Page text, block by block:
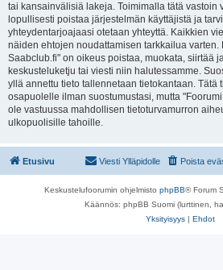
tai kansainvälisiä lakeja. Toimimalla tätä vastoin
lopullisesti poistaa järjestelmän käyttäjistä ja
yhteydentarjoajaasi otetaan yhteyttä. Kaikkien
näiden ehtojen noudattamisen tarkkailua varten.
Saabclub.fi" on oikeus poistaa, muokata, siirtää
keskusteluketju tai viesti niin halutessamme.
yllä annettu tieto tallennetaan tietokantaan. Tätä
osapuolelle ilman suostumustasi, mutta
ole vastuussa mahdollisen tietoturvamurron
ulkopuolisille tahoille.
Etusivu Poista
Viesti Ylläpidolle
Keskustelufoorumin ohjelmisto phpBB® Forum
Käännös: phpBB Suomi (lurttinen,
Yksityisyys | Ehdot